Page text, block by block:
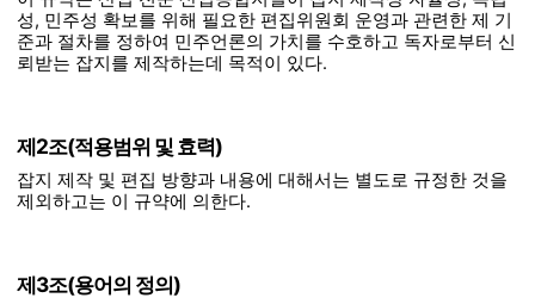
성, 민주성 확보를 위해 필요한 편집위원회 운영과 관련한 제 기
준과 절차를 정하여 민주언론의 가치를 수호하고 독자로부터 신
뢰받는 잡지를 제작하는데 목적이 있다.
제2조(적용범위 및 효력)
잡지 제작 및 편집 방향과 내용에 대해서는 별도로 규정한 것을
제외하고는 이 규약에 의한다.
제3조(용어의 정의)